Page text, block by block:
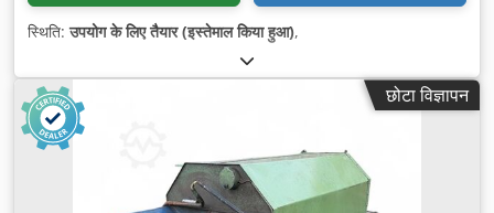
स्थिति:उपयोग के लिए तैयार (इस्तेमाल किया हुआ),
छोटा विज्ञापन